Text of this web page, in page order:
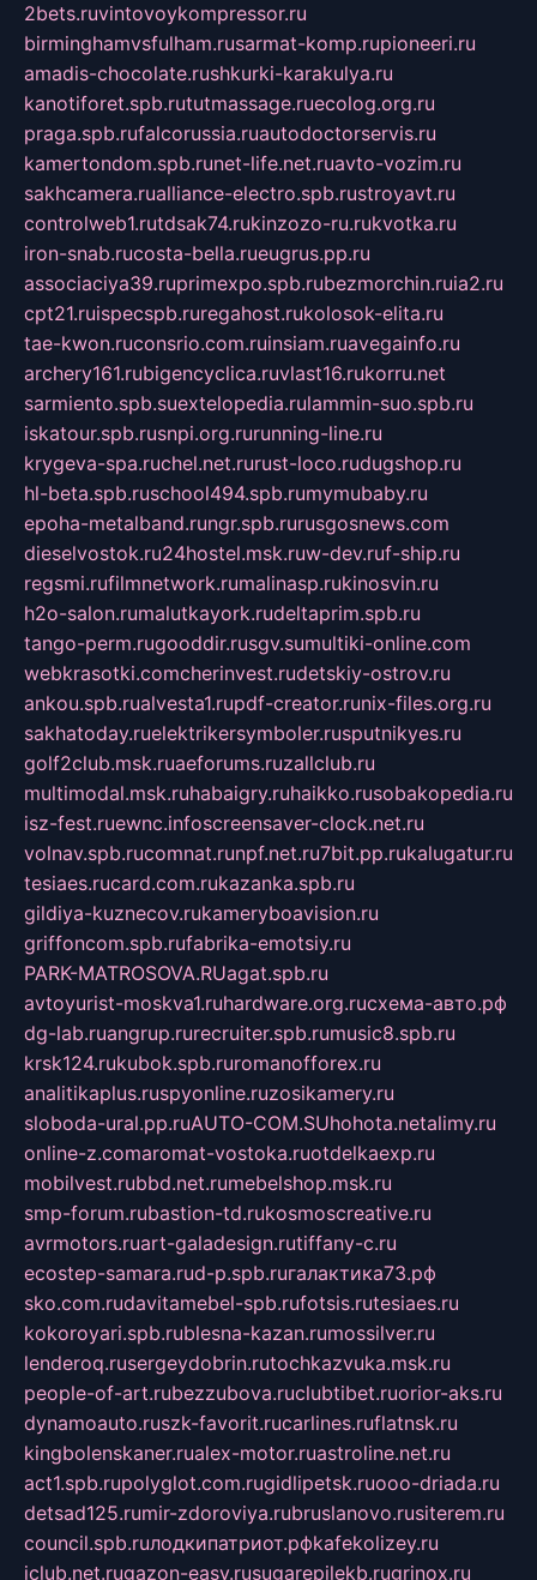
2bets.ruvintovoykompressor.ru
birminghamvsfulham.rusarmat-komp.rupioneeri.ru
amadis-chocolate.rushkurki-karakulya.ru
kanotiforet.spb.rututmassage.ruecolog.org.ru
praga.spb.rufalcorussia.ruautodoctorservis.ru
kamertondom.spb.runet-life.net.ruavto-vozim.ru
sakhcamera.rualliance-electro.spb.rustroyavt.ru
controlweb1.rutdsak74.rukinzozo-ru.rukvotka.ru
iron-snab.rucosta-bella.rueugrus.pp.ru
associaciya39.ruprimexpo.spb.rubezmorchin.ruia2.ru
cpt21.ruispecspb.ruregahost.rukolosok-elita.ru
tae-kwon.ruconsrio.com.ruinsiam.ruavegainfo.ru
archery161.rubigencyclica.ruvlast16.rukorru.net
sarmiento.spb.suextelopedia.rulammin-suo.spb.ru
iskatour.spb.rusnpi.org.rurunning-line.ru
krygeva-spa.ruchel.net.rurust-loco.rudugshop.ru
hl-beta.spb.ruschool494.spb.rumymubaby.ru
epoha-metalband.rungr.spb.rurusgosnews.com
dieselvostok.ru24hostel.msk.ruw-dev.ruf-ship.ru
regsmi.rufilmnetwork.rumalinasp.rukinosvin.ru
h2o-salon.rumalutkayork.rudeltaprim.spb.ru
tango-perm.rugooddir.rusgv.sumultiki-online.com
webkrasotki.comcherinvest.rudetskiy-ostrov.ru
ankou.spb.rualvesta1.rupdf-creator.runix-files.org.ru
sakhatoday.ruelektrikersymboler.rusputnikyes.ru
golf2club.msk.ruaeforums.ruzallclub.ru
multimodal.msk.ruhabaigry.ruhaikko.rusobakopedia.ru
isz-fest.ruewnc.infoscreensaver-clock.net.ru
volnav.spb.rucomnat.runpf.net.ru7bit.pp.rukalugatur.ru
tesiaes.rucard.com.rukazanka.spb.ru
gildiya-kuznecov.rukameryboavision.ru
griffoncom.spb.rufabrika-emotsiy.ru
PARK-MATROSOVA.RUagat.spb.ru
avtoyurist-moskva1.ruhardware.org.ruсхема-авто.рф
dg-lab.ruangrup.rurecruiter.spb.rumusic8.spb.ru
krsk124.rukubok.spb.ruromanofforex.ru
analitikaplus.ruspyonline.ruzosikamery.ru
sloboda-ural.pp.ruAUTO-COM.SUhohota.netalimy.ru
online-z.comaromat-vostoka.ruotdelkaexp.ru
mobilvest.rubbd.net.rumebelshop.msk.ru
smp-forum.rubastion-td.rukosmoscreative.ru
avrmotors.ruart-galadesign.rutiffany-c.ru
ecostep-samara.rud-p.spb.ruгалактика73.рф
sko.com.rudavitamebel-spb.rufotsis.rutesiaes.ru
kokoroyari.spb.rublesna-kazan.rumossilver.ru
lenderoq.rusergeydobrin.rutochkazvuka.msk.ru
people-of-art.rubezzubova.ruclubtibet.ruorior-aks.ru
dynamoauto.ruszk-favorit.rucarlines.ruflatnsk.ru
kingbolenskaner.rualex-motor.ruastroline.net.ru
act1.spb.rupolyglot.com.rugidlipetsk.ruooo-driada.ru
detsad125.rumir-zdoroviya.rubruslanovo.rusiterem.ru
council.spb.ruлодкипатриот.рфkafekolizey.ru
iclub.net.rugazon-easy.rusugarepilekb.rugrinox.ru